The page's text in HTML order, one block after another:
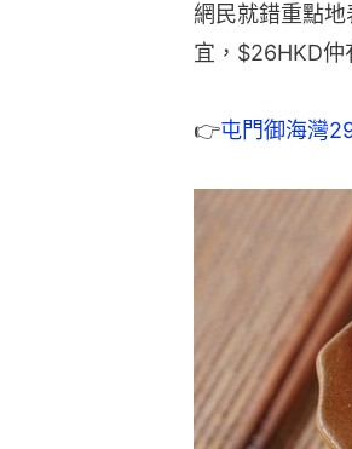
網民就錯重點
宜，$26HKD仲
👉屯門御海灣